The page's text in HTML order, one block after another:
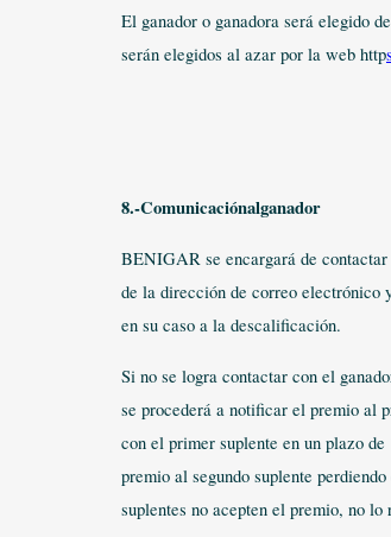
El ganador o ganadora será elegido
serán elegidos al azar por la web http
8.-Comunicaciónalganador
BENIGAR se encargará de
de la dirección de correo electrónico
en su caso a la descalificación.
Si no se logra contactar con el
se procederá a notificar el premio al p
con el primer suplente en un plazo
premio al segundo suplente
suplentes no acepten el premio, no